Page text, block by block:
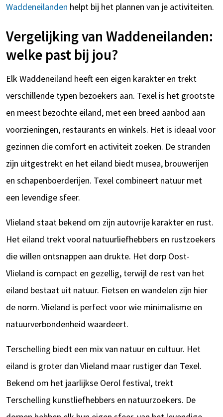
Waddeneilanden helpt bij het plannen van je activiteiten.
Vergelijking van Waddeneilanden:
welke past bij jou?
Elk Waddeneiland heeft een eigen karakter en trekt
verschillende typen bezoekers aan. Texel is het grootste
en meest bezochte eiland, met een breed aanbod aan
voorzieningen, restaurants en winkels. Het is ideaal voor
gezinnen die comfort en activiteit zoeken. De stranden
zijn uitgestrekt en het eiland biedt musea, brouwerijen
en schapenboerderijen. Texel combineert natuur met
een levendige sfeer.
Vlieland staat bekend om zijn autovrije karakter en rust.
Het eiland trekt vooral natuurliefhebbers en rustzoekers
die willen ontsnappen aan drukte. Het dorp Oost-
Vlieland is compact en gezellig, terwijl de rest van het
eiland bestaat uit natuur. Fietsen en wandelen zijn hier
de norm. Vlieland is perfect voor wie minimalisme en
natuurverbondenheid waardeert.
Terschelling biedt een mix van natuur en cultuur. Het
eiland is groter dan Vlieland maar rustiger dan Texel.
Bekend om het jaarlijkse Oerol festival, trekt
Terschelling kunstliefhebbers en natuurzoekers. De